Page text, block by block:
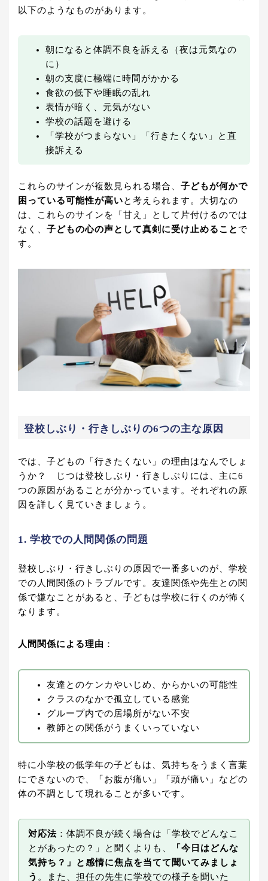
以下のようなものがあります。
朝になると体調不良を訴える（夜は元気なの
に）
朝の支度に極端に時間がかかる
食欲の低下や睡眠の乱れ
表情が暗く、元気がない
学校の話題を避ける
「学校がつまらない」「行きたくない」と直
接訴える
これらのサインが複数見られる場合、 子どもが何かで
困っている可能性が高いと考えられます。大切なの
は、これらのサインを「甘え」として片付けるのでは
なく、 子どもの心の声として真剣に受け止めること で
す。
登校しぶり・行きしぶりの6つの主な原因
では、子どもの「行きたくない」の理由はなんでしょ
うか？ じつは登校しぶり・行きしぶりには、主に6
つの原因があることが分かっています。それぞれの原
因を詳しく見ていきましょう。
1. 学校での人間関係の問題
登校しぶり・行きしぶりの原因で一番多いのが、学校
での人間関係のトラブルです。友達関係や先生との関
係で嫌なことがあると、子どもは学校に行くのが怖く
なります。
人間関係による理由 ：
友達とのケンカやいじめ、からかいの可能性
クラスのなかで孤立している感覚
グループ内での居場所がない不安
教師との関係がうまくいっていない
特に小学校の低学年の子どもは、気持ちをうまく言葉
にできないので、「お腹が痛い」「頭が痛い」などの
体の不調として現れることが多いです。
対応法 ：体調不良が続く場合は「学校でどんなこ
とがあったの？」と聞くよりも、
「今日はどんな
気持ち？」と感情に焦点を当てて聞いてみましょ
う 。また、担任の先生に学校での様子を聞いた